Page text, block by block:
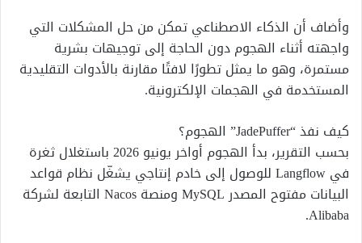
وأضاف أن الذكاء الاصطناعي تمكن من حل المشكلات التي
واجهته أثناء الهجوم دون الحاجة إلى توجيهات بشرية
مستمرة، وهو ما يمثل تطورًا لافتًا مقارنة بالأدوات التقليدية
المستخدمة في الهجمات الإلكترونية.
كيف نفذ “JadePuffer” الهجوم؟
بحسب التقرير، بدأ الهجوم أواخر يونيو 2026 باستغلال ثغرة
في Langflow للوصول إلى خادم إنتاجي يشغّل نظام قواعد
البيانات مفتوح المصدر MySQL ومنصة Nacos التابعة لشركة
Alibaba.